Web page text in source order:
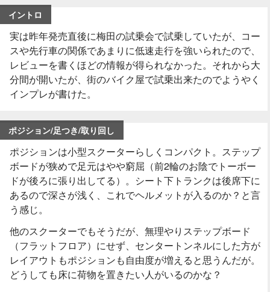
イントロ
実は昨年発売直後に梅田の試乗会で試乗していたが、コー
スや先行車の関係であまりに低速走行を強いられたので、
レビューを書くほどの情報が得られなかった。それから大
分間が開いたが、街のバイク屋で試乗出来たのでようやく
インプレが書けた。
ポジション/足つき/取り回し
ポジションは小型スクーターらしくコンパクト。ステップ
ボードが狭めで足元はやや窮屈（前2輪のお陰でトーボー
ドが後ろに張り出してる）。シート下トランクは後席下に
あるので深さが浅く、これでヘルメットが入るのか？と言
う感じ。
他のスクーターでもそうだが、無理やりステップボード
（フラットフロア）にせず、センタートンネルにした方が
レイアウトもポジションも自由度が増えると思うんだが。
どうしても床に荷物を置きたい人がいるのかな？